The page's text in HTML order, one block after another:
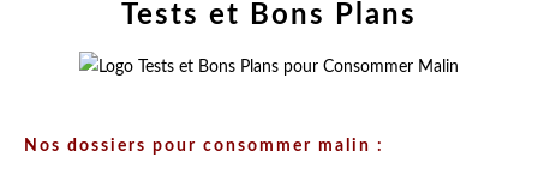
Tests et Bons Plans
Nos dossiers pour consommer malin :